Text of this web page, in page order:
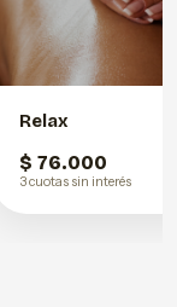
Relax
$ 76.000
3 cuotas sin interés